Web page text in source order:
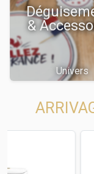
&
Univers